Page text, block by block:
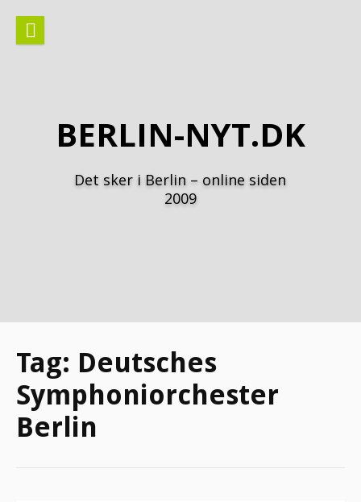
indhold
BERLIN-NYT.DK
Det sker i Berlin – online siden
2009
Tag: Deutsches
Symphoniorchester
Berlin